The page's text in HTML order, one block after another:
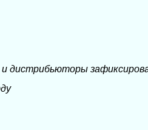
дистрибьюторы